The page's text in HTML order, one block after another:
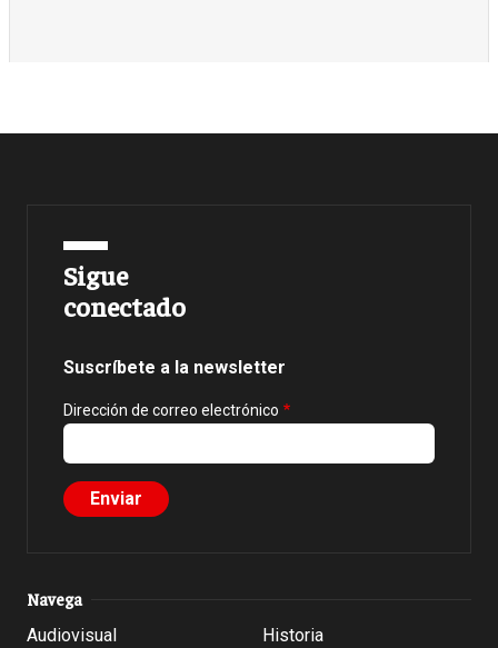
Sigue
conectado
Suscríbete a la newsletter
Dirección de correo electrónico
Navega
Audiovisual
Historia